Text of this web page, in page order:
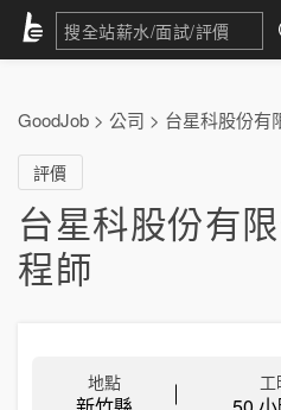
GoodJob > 公司 > 台星科股份有
評價
台星科股份有
程師
地點 工